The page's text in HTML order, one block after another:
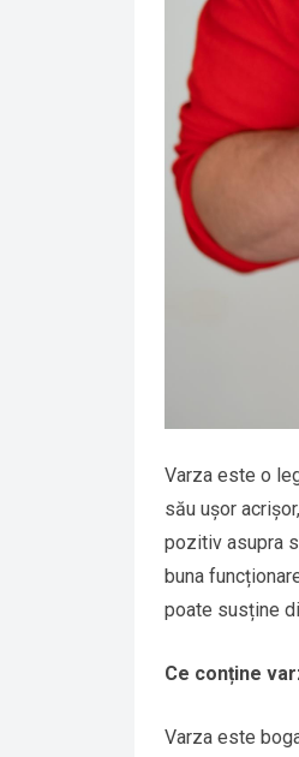
Varza este o
său ușor
pozitiv asupra
buna
poate susține
Ce conține
Varza este